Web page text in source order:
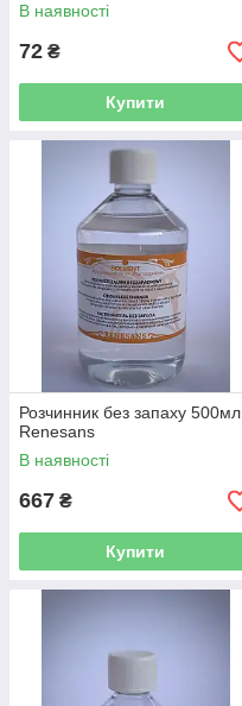
В наявності
72 ₴
Купити
Розчинник без запаху 500мл,
Renesans
В наявності
667 ₴
Купити